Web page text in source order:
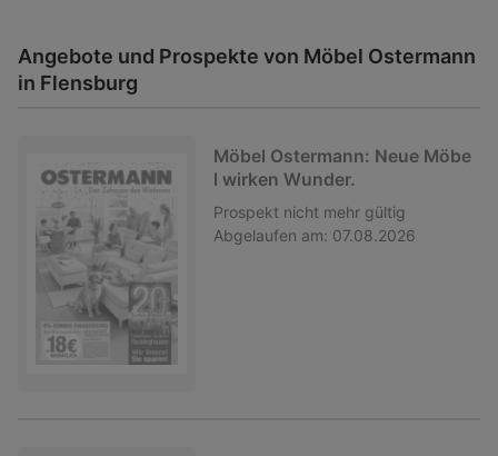
Angebote und Prospekte von Möbel Ostermann
in Flensburg
Möbel Ostermann: Neue Möbe
l wirken Wunder.
Prospekt nicht mehr gültig
Abgelaufen am: 07.08.2026